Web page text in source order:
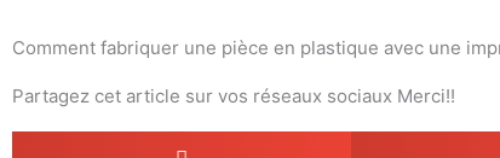
Comment fabriquer une pièce en plastique avec une
Partagez cet article sur vos réseaux sociaux Merci!!